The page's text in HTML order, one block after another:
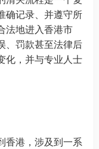
确记录、并遵守所
法地进入香港市
、罚款甚至法律后
化，并与专业人士
香港，涉及到一系